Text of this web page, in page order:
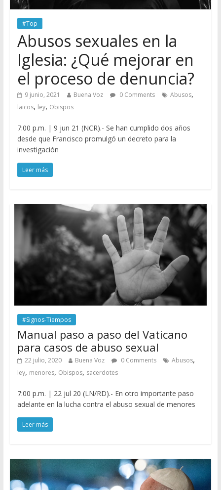
#Top
Abusos sexuales en la
Iglesia: ¿Qué mejorar en
el proceso de denuncia?
9 junio, 2021 Buena Voz 0 Comments Abusos,
laicos, ley, Obispos
7:00 p.m. | 9 jun 21 (NCR).- Se han cumplido dos años
desde que Francisco promulgó un decreto para la
investigación
Leer más
#Signos-Tiempos
Manual paso a paso del Vaticano
para casos de abuso sexual
22 julio, 2020 Buena Voz 0 Comments Abusos,
ley, menores, Obispos, sacerdotes
7:00 p.m. | 22 jul 20 (LN/RD).- En otro importante paso
adelante en la lucha contra el abuso sexual de menores
Leer más